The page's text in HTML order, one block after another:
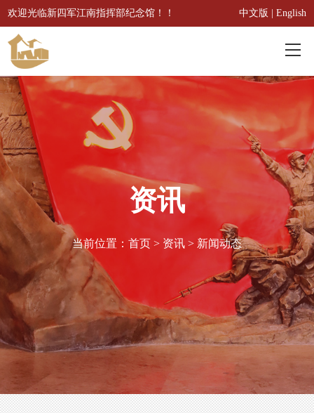
中文版 English
欢迎光临新四军江南指挥部纪念馆！！
首页
概况
本馆概况
历史沿革
主要荣誉
服务
参观指南
交通路线
问卷调查
参观预约
资讯
新闻动态
实时资讯
收藏
3D文物
藏品推荐
展览
常设展览
临时展览
数字展览
教育
活动回顾
资讯
当前位置： 首页 > 资讯 > 新闻动态